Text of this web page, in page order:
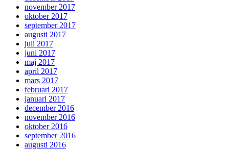
november 2017
oktober 2017
september 2017
augusti 2017
juli 2017
juni 2017
maj 2017
april 2017
mars 2017
februari 2017
januari 2017
december 2016
november 2016
oktober 2016
september 2016
augusti 2016